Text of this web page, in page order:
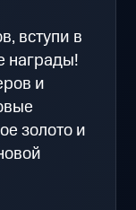
вступи в
награды!
и
золото и